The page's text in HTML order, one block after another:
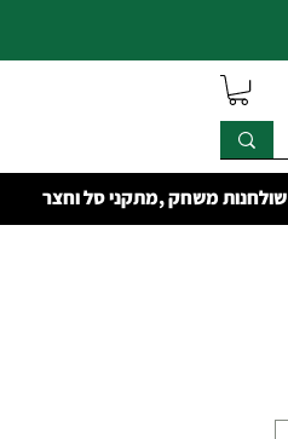
שולחנות משחק ,מתקני סל וחצר